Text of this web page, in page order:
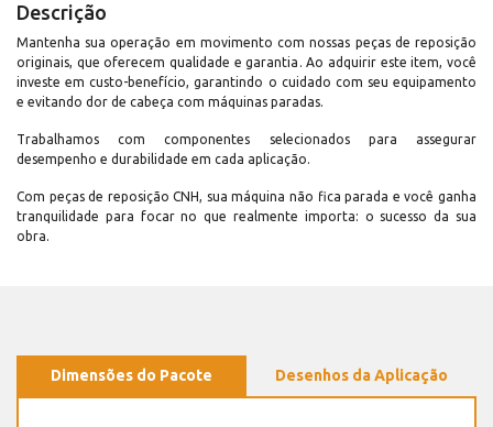
Descrição
Mantenha sua operação em movimento com nossas peças de reposição
originais, que oferecem qualidade e garantia. Ao adquirir este item, você
investe em custo-benefício, garantindo o cuidado com seu equipamento
e evitando dor de cabeça com máquinas paradas.
Trabalhamos com componentes selecionados para assegurar
desempenho e durabilidade em cada aplicação.
Com peças de reposição CNH, sua máquina não fica parada e você ganha
tranquilidade para focar no que realmente importa: o sucesso da sua
obra.
Dimensões do Pacote Desenhos da Aplicação